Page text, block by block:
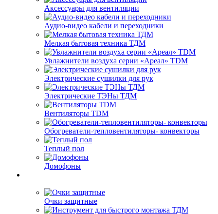
Аксессуары для вентиляции
Аудио-видео кабели и переходники
Мелкая бытовая техника ТДМ
Увлажнители воздуха серии «Ареал» TDM
Электрические сушилки для рук
Электрические ТЭНы ТДМ
Вентиляторы TDM
Обогреватели-тепловентиляторы- конвекторы
Теплый пол
Домофоны
Очки защитные